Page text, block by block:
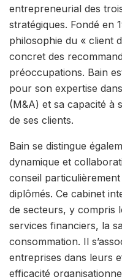
entrepreneurial des
stratégiques. Fondé en
philosophie du « client
concret des
préoccupations. Bain
pour son expertise
(M&A) et sa capacité à
de ses clients.
Bain se distingue
dynamique et
conseil
diplômés. Ce cabinet
de secteurs, y compris
services financiers, la
consommation. Il
entreprises dans leurs
efficacité